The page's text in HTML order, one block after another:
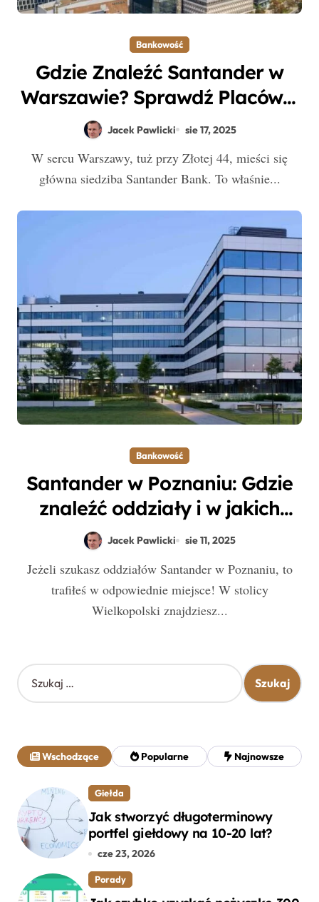
Bankowość
Gdzie Znaleźć Santander w
Warszawie? Sprawdź Placówki
i Oddziały Banku w Stolicy
Jacek Pawlicki sie 17, 2025
W sercu Warszawy, tuż przy Złotej 44, mieści się
główna siedziba Santander Bank. To właśnie...
Bankowość
Santander w Poznaniu: Gdzie
znaleźć oddziały i w jakich
godzinach są otwarte?
Jacek Pawlicki sie 11, 2025
Jeżeli szukasz oddziałów Santander w Poznaniu, to
trafiłeś w odpowiednie miejsce! W stolicy
Wielkopolski znajdziesz...
S
z
j
:
Wschodzące Popularne Najnowsze
Giełda
Jak stworzyć długoterminowy
portfel giełdowy na 10-20 lat?
cze 23, 2026
Porady